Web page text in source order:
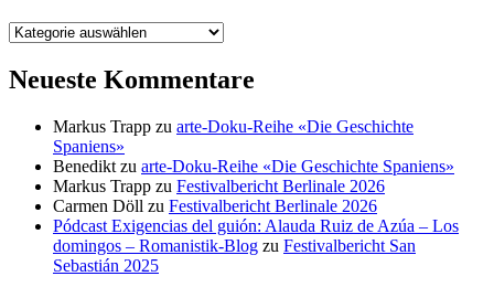
Kategorien
Neueste Kommentare
Markus Trapp zu arte-Doku-Reihe «Die Geschichte
Spaniens»
Benedikt zu arte-Doku-Reihe «Die Geschichte Spaniens»
Markus Trapp zu Festivalbericht Berlinale 2026
Carmen Döll zu Festivalbericht Berlinale 2026
Pódcast Exigencias del guión: Alauda Ruiz de Azúa – Los
domingos – Romanistik-Blog zu Festivalbericht San
Sebastián 2025